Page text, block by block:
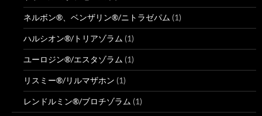
ネルボン®、ベンザリン®/ニトラゼパム (1)
ハルシオン®/トリアゾラム (1)
ユーロジン®/エスタゾラム (1)
リスミー®/リルマザホン (1)
レンドルミン®/ブロチゾラム (1)